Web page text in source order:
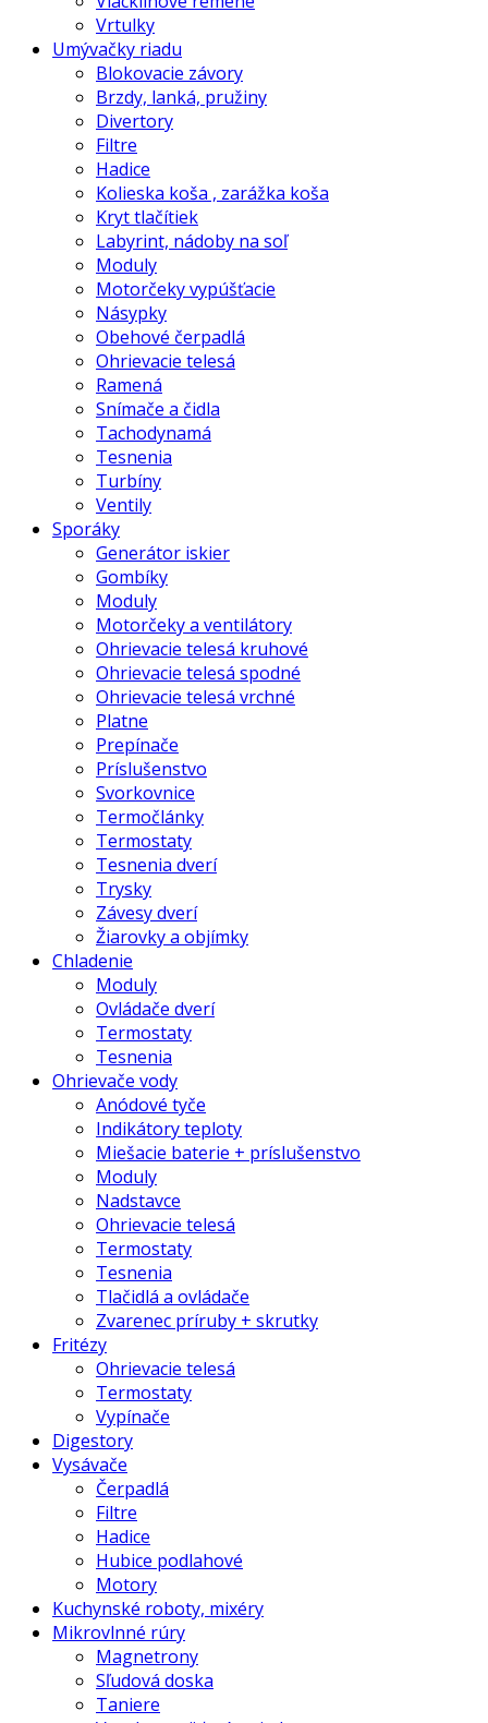
Vrtulky
Umývačky riadu
Blokovacie závory
Brzdy, lanká, pružiny
Divertory
Filtre
Hadice
Kolieska koša , zarážka koša
Kryt tlačítiek
Labyrint, nádoby na soľ
Moduly
Motorčeky vypúšťacie
Násypky
Obehové čerpadlá
Ohrievacie telesá
Ramená
Snímače a čidla
Tachodynamá
Tesnenia
Turbíny
Ventily
Sporáky
Generátor iskier
Gombíky
Moduly
Motorčeky a ventilátory
Ohrievacie telesá kruhové
Ohrievacie telesá spodné
Ohrievacie telesá vrchné
Platne
Prepínače
Príslušenstvo
Svorkovnice
Termočlánky
Termostaty
Tesnenia dverí
Trysky
Závesy dverí
Žiarovky a objímky
Chladenie
Moduly
Ovládače dverí
Termostaty
Tesnenia
Ohrievače vody
Anódové tyče
Indikátory teploty
Miešacie baterie + príslušenstvo
Moduly
Nadstavce
Ohrievacie telesá
Termostaty
Tesnenia
Tlačidlá a ovládače
Zvarenec príruby + skrutky
Fritézy
Ohrievacie telesá
Termostaty
Vypínače
Digestory
Vysávače
Čerpadlá
Filtre
Hadice
Hubice podlahové
Motory
Kuchynské roboty, mixéry
Mikrovlnné rúry
Magnetrony
Sľudová doska
Taniere